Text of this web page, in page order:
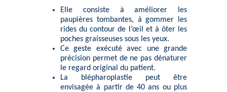
Elle consiste à améliorer les
paupières tombantes, à gommer les
rides du contour de l’œil et à ôter les
poches graisseuses sous les yeux.
Ce geste exécuté avec une grande
précision permet de ne pas dénaturer
le regard original du patient.
La blépharoplastie peut être
envisagée à partir de 40 ans ou plus